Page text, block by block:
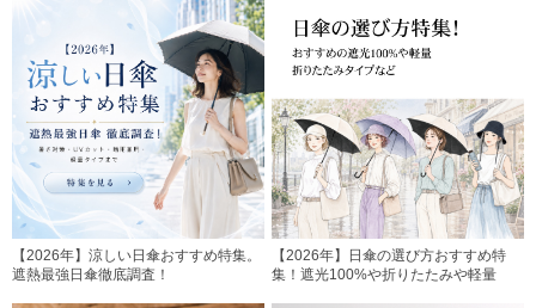
【2026年】涼しい日傘おすすめ特集。
遮熱最強日傘徹底調査！
【2026年】日傘の選び方おすすめ特
集！遮光100%や折りたたみや軽量